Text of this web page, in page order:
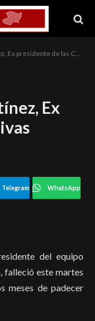
presidente de las Chivas
Ex
Telegram WhatsApp
del equipo
falleció este martes
meses de padecer